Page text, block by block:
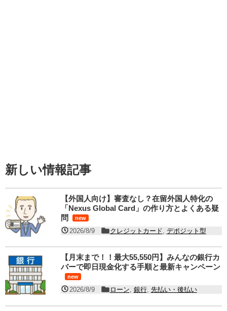
新しい情報記事
【外国人向け】審査なし？在留外国人特化の
「Nexus Global Card」の作り方とよくある疑
問
new
2026/8/9 クレジットカード デポジット型
【月末まで！！最大55,550円】みんなの銀行カ
バーで即日現金化する手順と最新キャンペーン
new
2026/8/9 ローン 銀行, 先払い・後払い